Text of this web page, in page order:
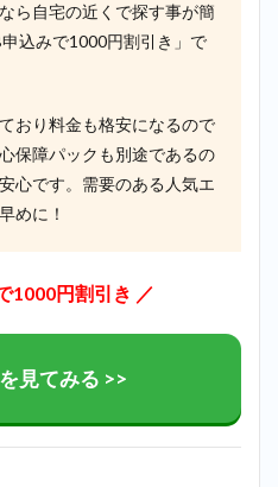
スクロ
ーゼッ
トサー
3
外苑
前で
たら
トレ
が最
もお
ら自宅の近くで探す事が簡
込みで1000円割引き」で
おり料金も格安になるので
保障パックも別途であるの
心です。需要のある人気エ
めに！
1000円割引き ／
見てみる >>